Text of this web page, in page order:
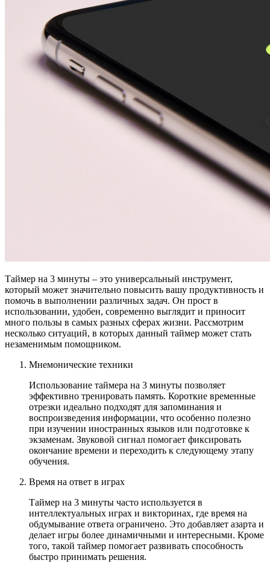
Громкость:
Таймер на 3 минуты – это универсальный инструмент,
который может значительно повысить вашу продуктивность и
помочь в выполнении различных задач. Он прост в
использовании, удобен, современно выглядит и приносит
много пользы в самых разных сферах жизни. Рассмотрим
несколько ситуаций, в которых данный таймер может стать
незаменимым помощником.
Мнемонические техники
Использование таймера на 3 минуты позволяет
эффективно тренировать память. Короткие временные
отрезки идеально подходят для запоминания и
воспроизведения информации, что особенно полезно
при изучении иностранных языков или подготовке к
экзаменам. Звуковой сигнал помогает фиксировать
окончание времени и переходить к следующему этапу
обучения.
Время на ответ в играх
Таймер на 3 минуты часто используется в
интеллектуальных играх и викторинах, где время на
обдумывание ответа ограничено. Это добавляет азарта и
делает игры более динамичными и интересными. Кроме
того, такой таймер помогает развивать способность
быстро принимать решения.